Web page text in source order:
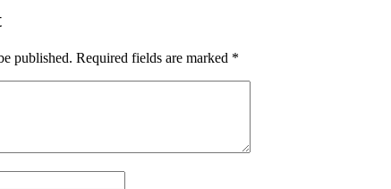
published. Required fields are marked *